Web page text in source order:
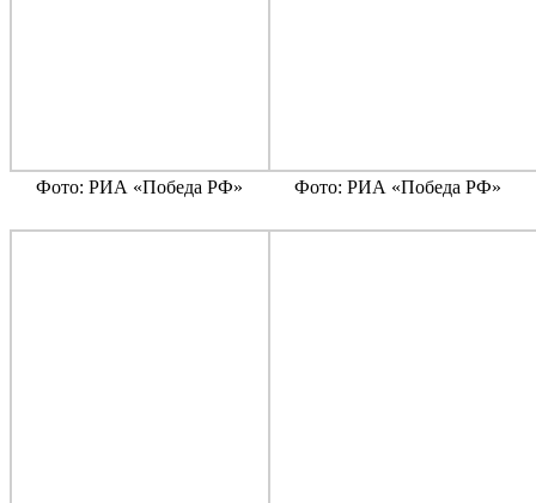
Фото: РИА «Победа РФ» Фото: РИА «Победа РФ»